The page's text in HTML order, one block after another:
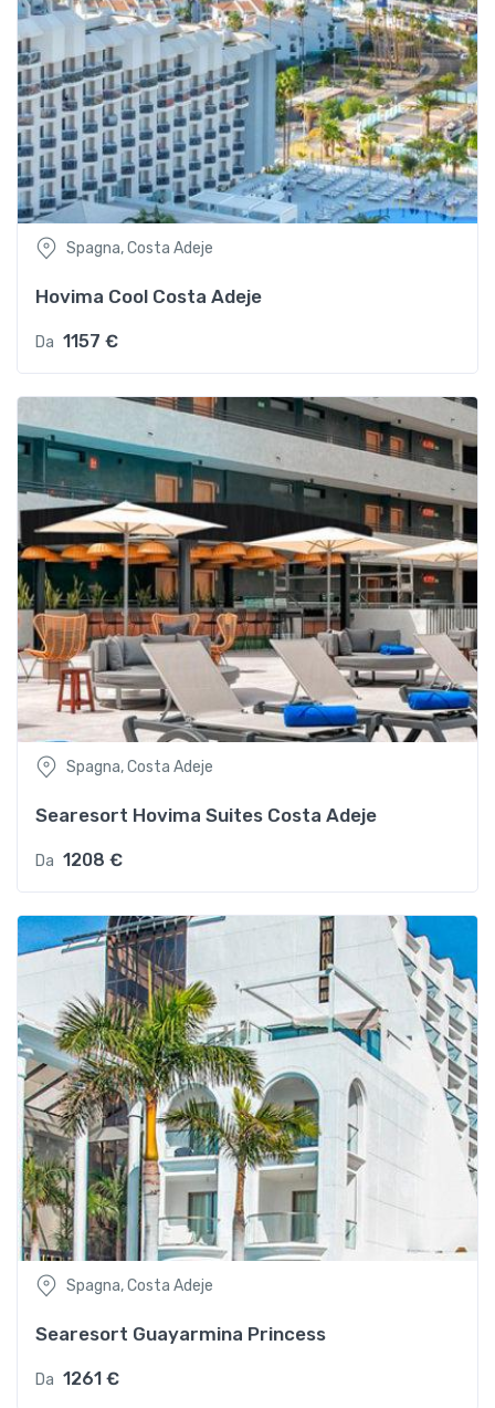
Spagna, Costa Adeje
Hovima Cool Costa Adeje
Da 1157 €
Spagna, Costa Adeje
Searesort Hovima Suites Costa Adeje
Da 1208 €
Spagna, Costa Adeje
Searesort Guayarmina Princess
Da 1261 €